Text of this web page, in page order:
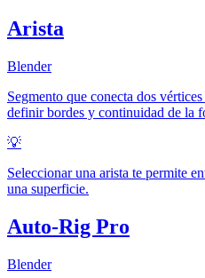
Arista
Blender
Segmento que conecta dos
definir bordes y continuidad de la
💡
Seleccionar una arista te permite
una superficie.
Auto-Rig Pro
Blender